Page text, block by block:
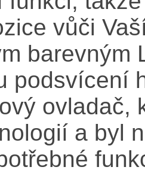
vůči
barevným
podsvícení
ovladač,
a byl